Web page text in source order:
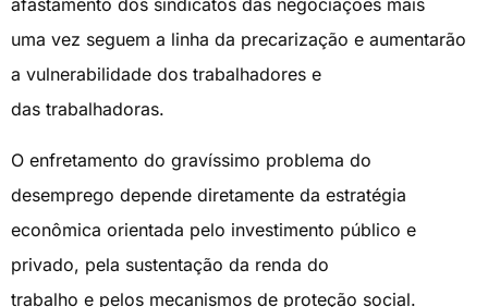
uma vez seguem a linha da precarização e aumentarão
a vulnerabilidade dos trabalhadores e
das trabalhadoras.
O enfretamento do gravíssimo problema do
desemprego depende diretamente da estratégia
econômica orientada pelo investimento público e
privado, pela sustentação da renda do
trabalho e pelos mecanismos de proteção social.